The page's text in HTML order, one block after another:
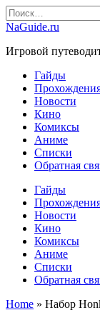
Перейти
к
Search
for:
NaGuide.ru
Игровой
Гайды
Новости
Кино
Комиксы
Аниме
Списки
Обратная
Гайды
Новости
Кино
Комиксы
Аниме
Списки
Обратная
Home » Набор